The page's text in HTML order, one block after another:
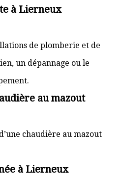
à Lierneux
de plomberie et de
un dépannage ou le
au mazout
chaudière au mazout
à Lierneux